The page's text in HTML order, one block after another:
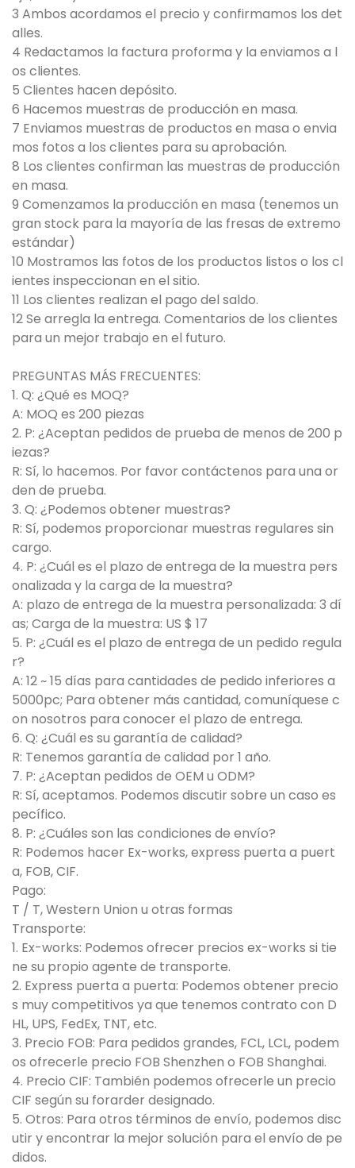
3 Ambos acordamos el precio y confirmamos los det
alles.
4 Redactamos la factura proforma y la enviamos a l
os clientes.
5 Clientes hacen depósito.
6 Hacemos muestras de producción en masa.
7 Enviamos muestras de productos en masa o envia
mos fotos a los clientes para su aprobación.
8 Los clientes confirman las muestras de producción
en masa.
9 Comenzamos la producción en masa (tenemos un
gran stock para la mayoría de las fresas de extremo
estándar)
10 Mostramos las fotos de los productos listos o los cl
ientes inspeccionan en el sitio.
11 Los clientes realizan el pago del saldo.
12 Se arregla la entrega. Comentarios de los clientes
para un mejor trabajo en el futuro.
PREGUNTAS MÁS FRECUENTES:
1. Q: ¿Qué es MOQ?
A: MOQ es 200 piezas
2. P: ¿Aceptan pedidos de prueba de menos de 200 p
iezas?
R: Sí, lo hacemos. Por favor contáctenos para una or
den de prueba.
3. Q: ¿Podemos obtener muestras?
R: Sí, podemos proporcionar muestras regulares sin
cargo.
4. P: ¿Cuál es el plazo de entrega de la muestra pers
onalizada y la carga de la muestra?
A: plazo de entrega de la muestra personalizada: 3 dí
as; Carga de la muestra: US $ 17
5. P: ¿Cuál es el plazo de entrega de un pedido regula
r?
A: 12 ~ 15 días para cantidades de pedido inferiores a
5000pc; Para obtener más cantidad, comuníquese c
on nosotros para conocer el plazo de entrega.
6. Q: ¿Cuál es su garantía de calidad?
R: Tenemos garantía de calidad por 1 año.
7. P: ¿Aceptan pedidos de OEM u ODM?
R: Sí, aceptamos. Podemos discutir sobre un caso es
pecífico.
8. P: ¿Cuáles son las condiciones de envío?
R: Podemos hacer Ex-works, express puerta a puert
a, FOB, CIF.
Pago:
T / T, Western Union u otras formas
Transporte:
1. Ex-works: Podemos ofrecer precios ex-works si tie
ne su propio agente de transporte.
2. Express puerta a puerta: Podemos obtener precio
s muy competitivos ya que tenemos contrato con D
HL, UPS, FedEx, TNT, etc.
3. Precio FOB: Para pedidos grandes, FCL, LCL, podem
os ofrecerle precio FOB Shenzhen o FOB Shanghai.
4. Precio CIF: También podemos ofrecerle un precio
CIF según su forarder designado.
5. Otros: Para otros términos de envío, podemos disc
utir y encontrar la mejor solución para el envío de pe
didos.